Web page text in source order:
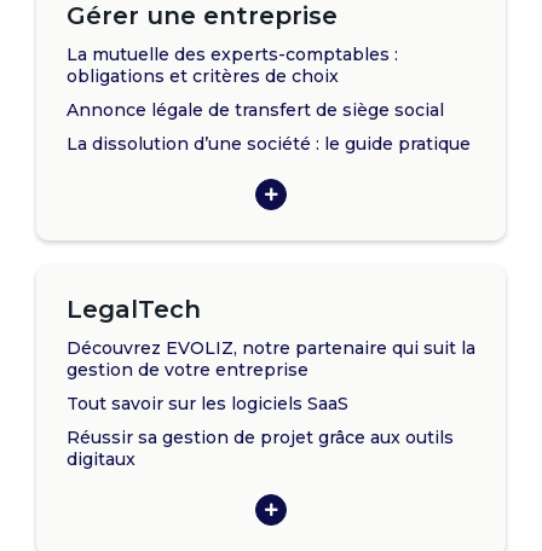
Gérer une entreprise
La mutuelle des experts-comptables :
obligations et critères de choix
Annonce légale de transfert de siège social
La dissolution d’une société : le guide pratique
LegalTech
Découvrez EVOLIZ, notre partenaire qui suit la
gestion de votre entreprise
Tout savoir sur les logiciels SaaS
Réussir sa gestion de projet grâce aux outils
digitaux